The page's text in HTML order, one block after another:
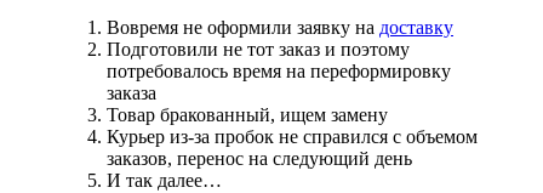
Вовремя не оформили заявку на доставку
Подготовили не тот заказ и поэтому
потребовалось время на переформировку
заказа
Товар бракованный, ищем замену
Курьер из-за пробок не справился с объемом
заказов, перенос на следующий день
И так далее…